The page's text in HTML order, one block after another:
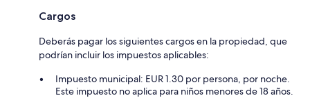
Cargos
Deberás pagar los siguientes cargos en la propiedad, que
podrían incluir los impuestos aplicables:
Impuesto municipal: EUR 1.30 por persona, por noche.
Este impuesto no aplica para niños menores de 18 años.